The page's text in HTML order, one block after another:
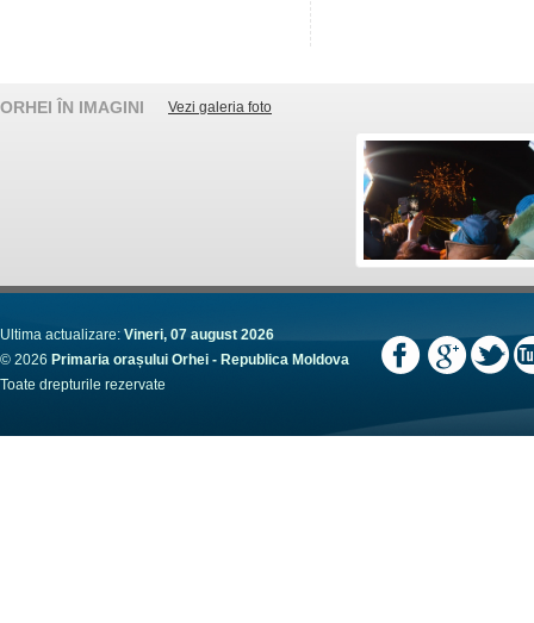
ORHEI ÎN IMAGINI Vezi galeria foto
Ultima actualizare: Vineri, 07 august 2026
© 2026 Primaria orașului Orhei - Republica Moldova
Toate drepturile rezervate